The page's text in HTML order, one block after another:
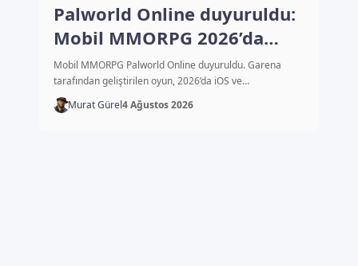
Palworld Online duyuruldu:
Mobil MMORPG 2026’da
çıkacak
Mobil MMORPG Palworld Online duyuruldu. Garena
tarafından geliştirilen oyun, 2026’da iOS ve…
Murat Gürel4 Ağustos 2026